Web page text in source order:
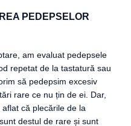
PEDEPSELOR
am evaluat pedepsele
repetat de la tastatură sau
să pedepsim excesiv
rare ce nu țin de ei. Dar,
că plecările de la
destul de rare și sunt